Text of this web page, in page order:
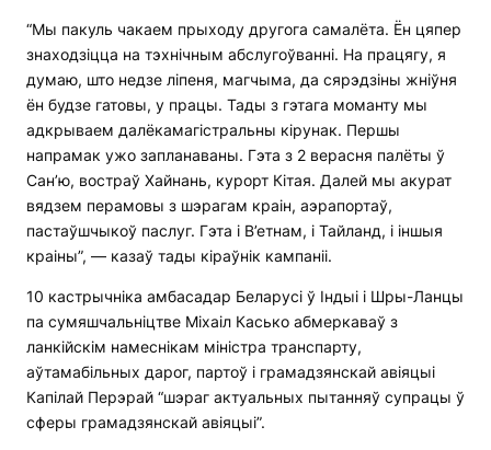
“Мы пакуль чакаем прыходу другога самалёта. Ён цяпер
знаходзіцца на тэхнічным абслугоўванні. На працягу, я
думаю, што недзе ліпеня, магчыма, да сярэдзіны жніўня
ён будзе гатовы, у працы. Тады з гэтага моманту мы
адкрываем далёкамагістральны кірунак. Першы
напрамак ужо запланаваны. Гэта з 2 верасня палёты ў
Сан’ю, востраў Хайнань, курорт Кітая. Далей мы акурат
вядзем перамовы з шэрагам краін, аэрапортаў,
пастаўшчыкоў паслуг. Гэта і В’етнам, і Тайланд, і іншыя
краіны”, — казаў тады кіраўнік кампаніі.
10 кастрычніка амбасадар Беларусі ў Індыі і Шры-Ланцы
па сумяшчальніцтве Міхаіл Касько абмеркаваў з
ланкійскім намеснікам міністра транспарту,
аўтамабільных дарог, партоў і грамадзянскай авіяцыі
Капілай Перэрай “шэраг актуальных пытанняў супрацы ў
сферы грамадзянскай авіяцыі”.